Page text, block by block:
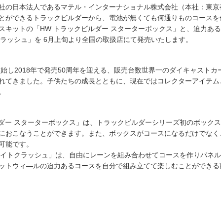
の日本法人であるマテル・インターナショナル株式会社（本社：東
ができるトラックビルダーから、電池が無くても何通りものコース
キットの「HW トラックビルダー スターターボックス」と、迫力あ
ッシュ」を 6月上旬より全国の取扱店にて発売いたします。
し2018年で発売50周年を迎える、販売台数世界一のダイキャストカ
てきました。子供たちの成長とともに、現在ではコレクターアイテ
ー スターターボックス」は、トラックビルダーシリーズ初のボック
おこなうことができます。また、ボックスがコースになるだけでな
能です。
トクラッシュ」は、自由にレーンを組み合わせてコースを作りパネ
トウィ―ルの迫力あるコースを自分で組み立てて楽しむことができ